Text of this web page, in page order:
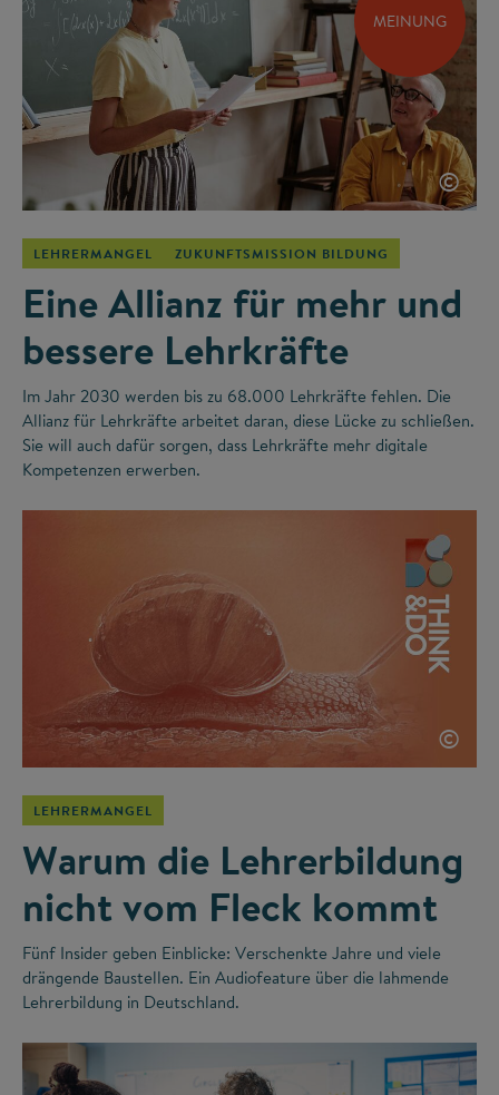
MEINUNG
©
LEHRERMANGEL ZUKUNFTSMISSION BILDUNG
Eine Allianz für mehr und
bessere Lehrkräfte
Im Jahr 2030 werden bis zu 68.000 Lehrkräfte fehlen. Die
Allianz für Lehrkräfte arbeitet daran, diese Lücke zu schließen.
Sie will auch dafür sorgen, dass Lehrkräfte mehr digitale
Kompetenzen erwerben.
©
LEHRERMANGEL
Warum die Lehrerbildung
nicht vom Fleck kommt
Fünf Insider geben Einblicke: Verschenkte Jahre und viele
drängende Baustellen. Ein Audiofeature über die lahmende
Lehrerbildung in Deutschland.